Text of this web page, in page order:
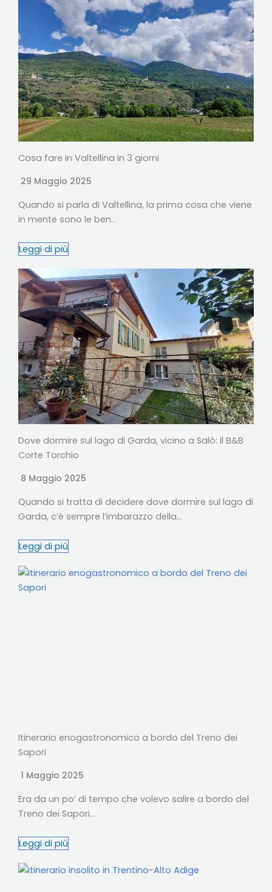
Cosa fare in Valtellina in 3 giorni
29 Maggio 2025
Quando si parla di Valtellina, la prima cosa che viene
in mente sono le ben…
Leggi di più
Dove dormire sul lago di Garda, vicino a Salò: il B&B
Corte Torchio
8 Maggio 2025
Quando si tratta di decidere dove dormire sul lago di
Garda, c’è sempre l’imbarazzo della…
Leggi di più
Itinerario enogastronomico a bordo del Treno dei
Sapori
1 Maggio 2025
Era da un po’ di tempo che volevo salire a bordo del
Treno dei Sapori…
Leggi di più